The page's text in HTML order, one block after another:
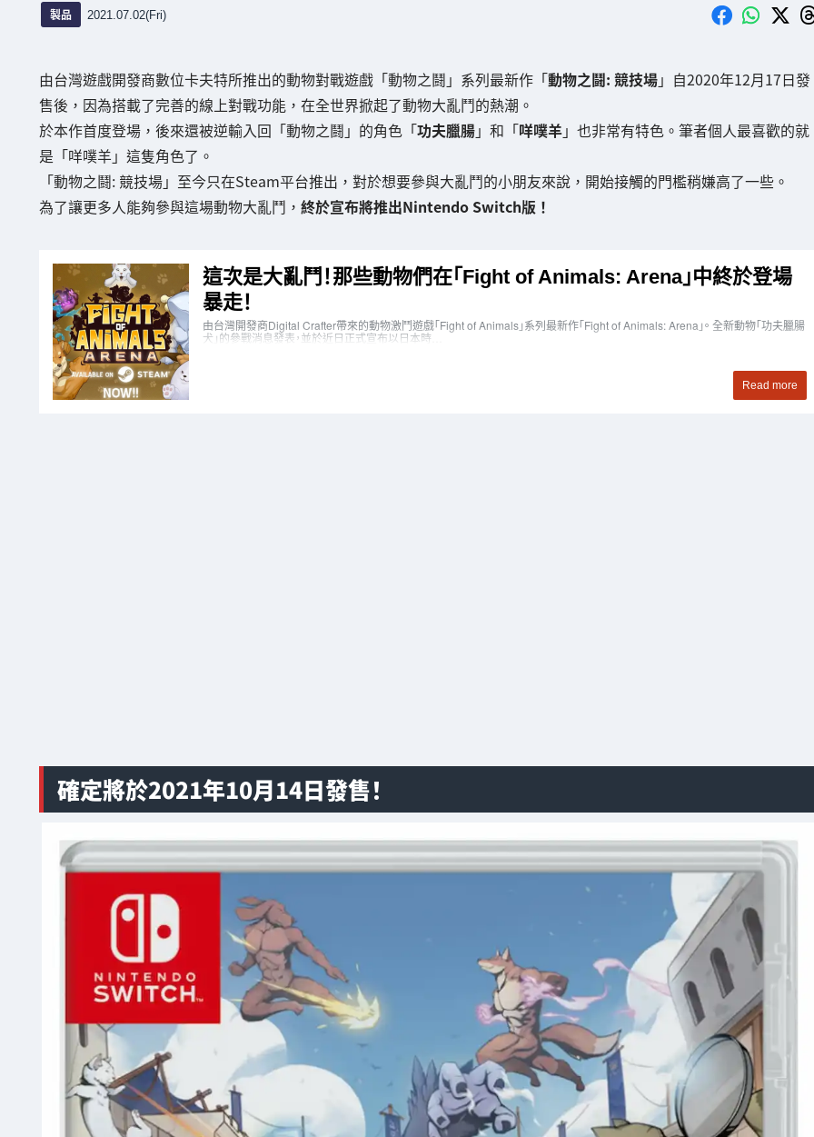
製品 2021.07.02(Fri)
由台灣遊戲開發商數位卡夫特所推出的動物對戰遊戲「動物之鬪」系列最新作「動物之鬪: 競技場」自2020年12月17日發
售後，因為搭載了完善的線上對戰功能，在全世界掀起了動物大亂鬥的熱潮。
於本作首度登場，後來還被逆輸入回「動物之鬪」的角色「功夫臘腸」和「咩噗羊」也非常有特色。筆者個人最喜歡的就
是「咩噗羊」這隻角色了。
「動物之鬪: 競技場」至今只在Steam平台推出，對於想要參與大亂鬥的小朋友來說，開始接觸的門檻稍嫌高了一些。
為了讓更多人能夠參與這場動物大亂鬥， 終於宣布將推出Nintendo Switch版！
確定將於2021年10月14日發售！